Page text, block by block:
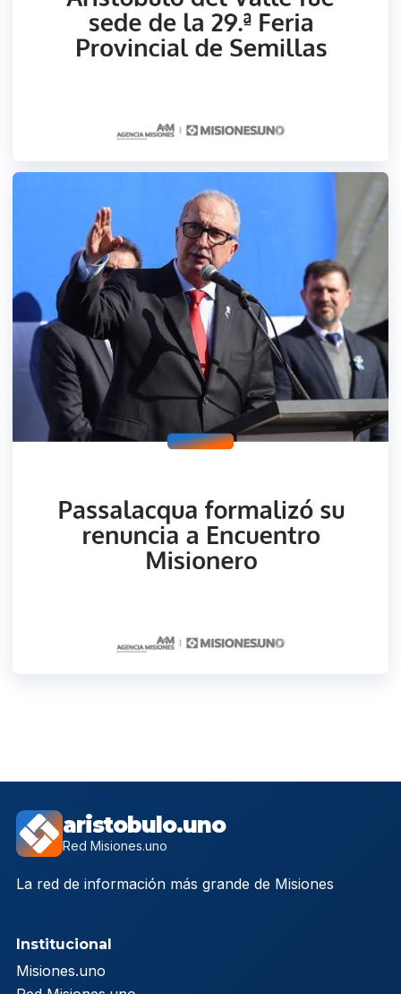
aristobulo.uno
Red Misiones.uno
La red de información más grande de Misiones
Institucional
Misiones.uno